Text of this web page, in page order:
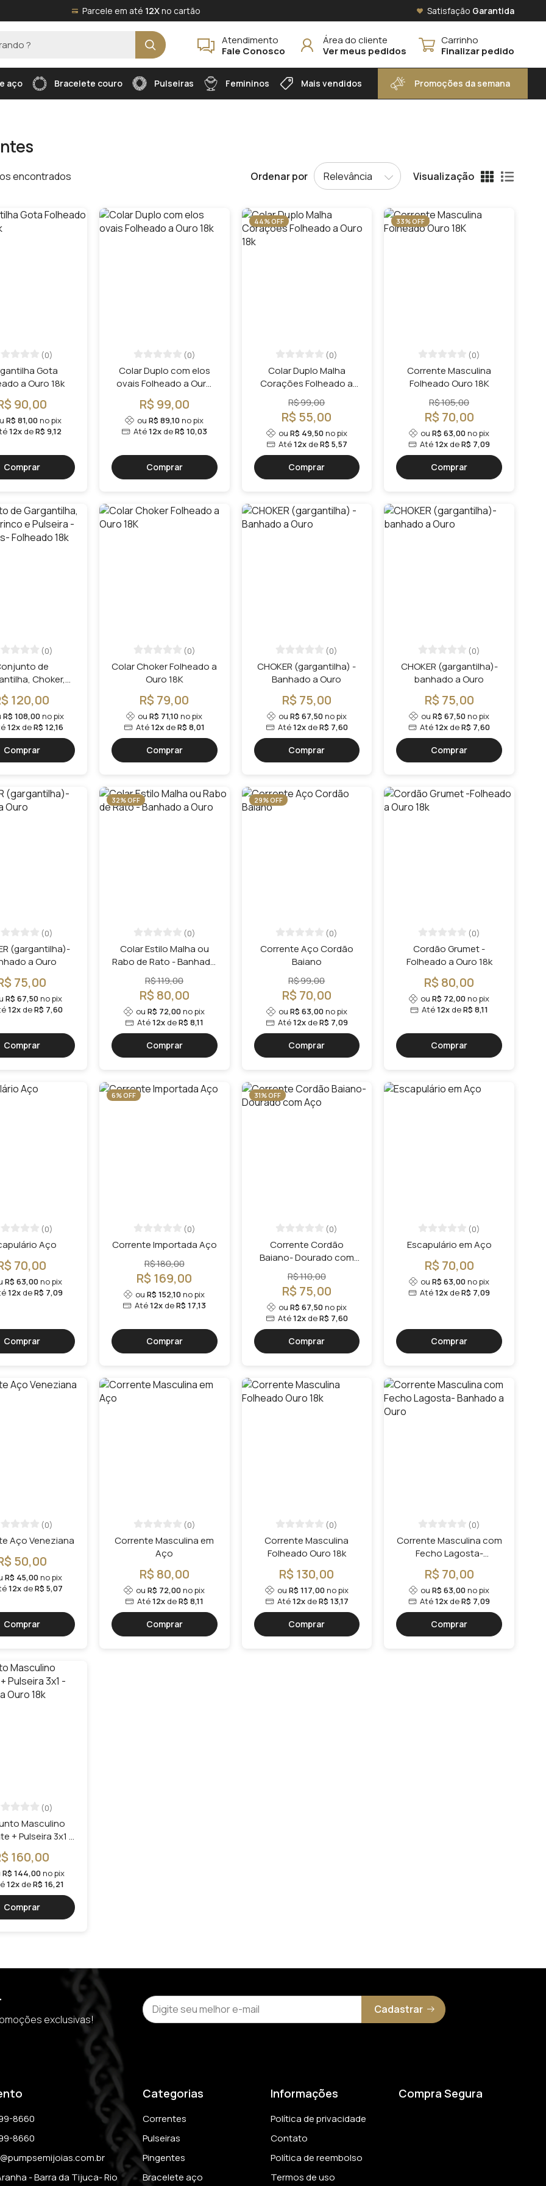
Parcele em até 12Xno cartão Satisfação Garantida
Atendimento
Fale Conosco
Área do cliente
Ver meus pedidos
Carrinho
Finalizar pedido
aço Bracelete couro Pulseiras Femininos Mais vendidos Promoções da semana
encontrados Ordenar por Visualização
(0)
Gota
a Ouro 18k
90,00
R$ 81,00no pix
12x deR$ 9,12
Comprar
(0)
Colar Duplo com elos
ovais Folheado a Ouro
R$ 99,00
ou R$ 89,10no pix
Até12xdeR$ 10,03
Comprar
44% OFF
(0)
Colar Duplo Malha
Corações Folheado a
Ouro 18k
R$ 99,00
R$ 55,00
ou R$ 49,50no pix
Até12xdeR$ 5,57
Comprar
33% OFF
(0)
Corrente Masculina
Folheado Ouro 18K
R$ 105,00
R$ 70,00
ouR$ 63,00 no pix
Até12x deR$ 7,09
Comprar
(0)
de
Choker,
e Pulseira -Van
Folheado 18k
120,00
R$ 108,00 no pix
12x deR$ 12,16
Comprar
(0)
Colar Choker Folheado a
Ouro 18K
R$ 79,00
ouR$ 71,10 no pix
Até12xdeR$ 8,01
Comprar
(0)
CHOKER (gargantilha) -
Banhado a Ouro
R$ 75,00
ouR$ 67,50 no pix
Até12xdeR$ 7,60
Comprar
(0)
CHOKER (gargantilha)-
banhado a Ouro
R$ 75,00
ou R$ 67,50no pix
Até12x deR$ 7,60
Comprar
(0)
(gargantilha)-
a Ouro
75,00
R$ 67,50no pix
12x deR$ 7,60
Comprar
32% OFF
(0)
Colar Estilo Malha ou
Rabo de Rato - Banhado
a Ouro
R$ 119,00
R$ 80,00
ou R$ 72,00no pix
Até12xdeR$ 8,11
Comprar
29% OFF
(0)
Corrente Aço Cordão
Baiano
R$ 99,00
R$ 70,00
ou R$ 63,00no pix
Até12xdeR$ 7,09
Comprar
(0)
Cordão Grumet -
Folheado a Ouro 18k
R$ 80,00
ouR$ 72,00 no pix
Até12x deR$ 8,11
Comprar
(0)
Aço
70,00
R$ 63,00 no pix
12x deR$ 7,09
Comprar
6% OFF
(0)
Corrente Importada Aço
R$ 180,00
R$ 169,00
ouR$ 152,10 no pix
Até12xdeR$ 17,13
Comprar
31% OFF
(0)
Corrente Cordão
Baiano- Dourado com
R$ 110,00
R$ 75,00
ouR$ 67,50 no pix
Até12xdeR$ 7,60
Comprar
(0)
Escapulário em Aço
R$ 70,00
ouR$ 63,00 no pix
Até12x deR$ 7,09
Comprar
(0)
Aço Veneziana
50,00
R$ 45,00 no pix
12xdeR$ 5,07
Comprar
(0)
Corrente Masculina em
Aço
R$ 80,00
ou R$ 72,00no pix
Até12xdeR$ 8,11
Comprar
(0)
Corrente Masculina
Folheado Ouro 18k
R$ 130,00
ou R$ 117,00no pix
Até12xdeR$ 13,17
Comprar
(0)
Corrente Masculina com
Fecho Lagosta-
Banhado a Ouro
R$ 70,00
ouR$ 63,00 no pix
Até12x deR$ 7,09
Comprar
(0)
Masculino
+ Pulseira 3x1 -
a Ouro 18k
160,00
R$ 144,00 no pix
12x deR$ 16,21
Comprar
exclusivas!
Cadastrar
Categorias
Correntes
Pulseiras
Pingentes
Bracelete aço
Informações
Política de privacidade
Contato
Política de reembolso
Termos de uso
Compra Segura
8660
8660
- Barra da Tijuca- Rio